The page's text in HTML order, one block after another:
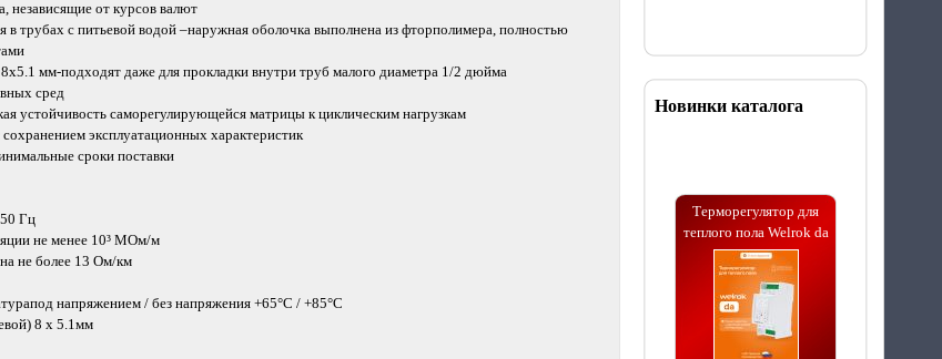
независящие от курсов валют
трубах с питьевой водой –наружная оболочка выполнена из фторполимера, полностью
мм-подходят даже для прокладки внутри труб малого диаметра 1/2 дюйма
сред
устойчивость саморегулирующейся матрицы к циклическим нагрузкам
эксплуатационных характеристик
сроки поставки
Гц
не менее 10³ МОм/м
не более 13 Ом/км
напряжением / без напряжения +65°C / +85°C
8 х 5.1мм
Новинки каталога
Терморегулятор для
теплого пола Welrok da